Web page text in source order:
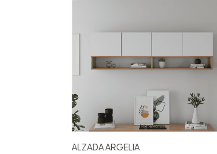
ALZADA ARGELIA